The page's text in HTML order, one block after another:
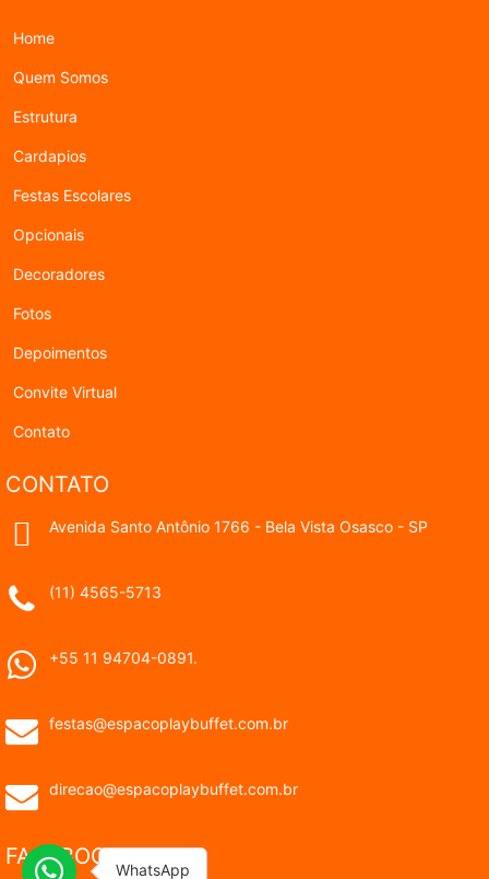
Home
Quem Somos
Estrutura
Cardapios
Festas Escolares
Opcionais
Decoradores
Fotos
Depoimentos
Convite Virtual
Contato
CONTATO
Avenida Santo Antônio 1766 - Bela Vista Osasco - SP
(11) 4565-5713
+55 11 94704-0891.
festas@espacoplaybuffet.com.br
direcao@espacoplaybuffet.com.br
FACEBOOK